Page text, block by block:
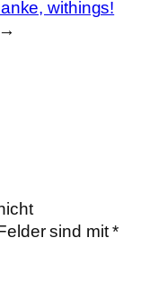
withings!
→
sind mit*